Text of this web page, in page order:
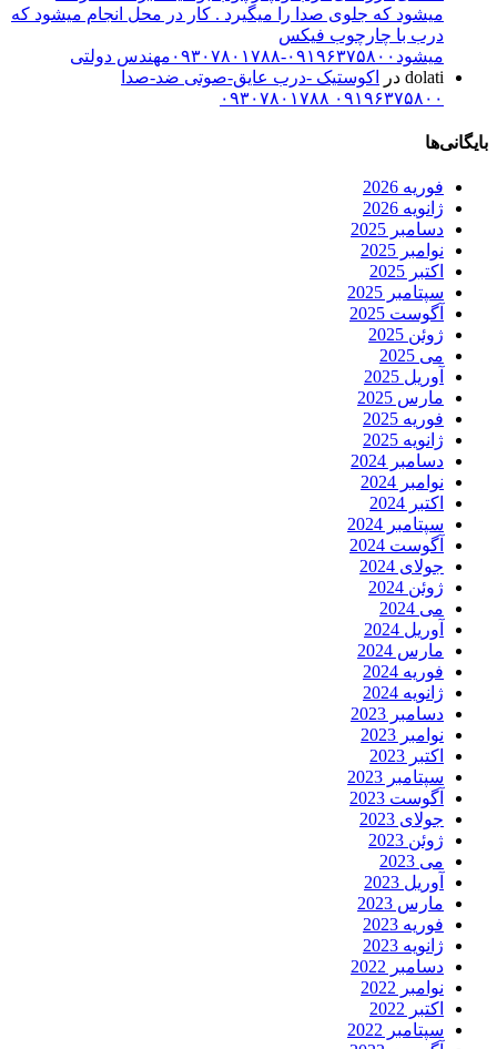
میشود که جلوی صدا را میگیرد . کار در محل انجام میشود که
درب با چارچوب فیکس
میشود۰۹۱۹۶۳۷۵۸۰۰-۰۹۳۰۷۸۰۱۷۸۸مهندس دولتی
dolati در
اکوستیک -درب عایق-صوتی ضد-صدا
۰۹۱۹۶۳۷۵۸۰۰ ۰۹۳۰۷۸۰۱۷۸۸
بایگانی‌ها
فوریه 2026
ژانویه 2026
دسامبر 2025
نوامبر 2025
اکتبر 2025
سپتامبر 2025
آگوست 2025
ژوئن 2025
می 2025
آوریل 2025
مارس 2025
فوریه 2025
ژانویه 2025
دسامبر 2024
نوامبر 2024
اکتبر 2024
سپتامبر 2024
آگوست 2024
جولای 2024
ژوئن 2024
می 2024
آوریل 2024
مارس 2024
فوریه 2024
ژانویه 2024
دسامبر 2023
نوامبر 2023
اکتبر 2023
سپتامبر 2023
آگوست 2023
جولای 2023
ژوئن 2023
می 2023
آوریل 2023
مارس 2023
فوریه 2023
ژانویه 2023
دسامبر 2022
نوامبر 2022
اکتبر 2022
سپتامبر 2022